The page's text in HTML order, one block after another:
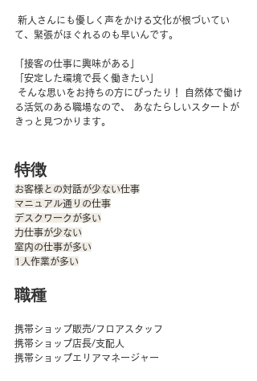
て、緊張がほぐれるのも早いんです。
「接客の仕事に興味がある」
「安定した環境で長く働きたい」
る活気のある職場なので、 あなたらしいスタートが
きっと見つかります。
特徴
お客様との対話が少ない仕事
マニュアル通りの仕事
デスクワークが多い
力仕事が少ない
室内の仕事が多い
1人作業が多い
職種
携帯ショップ販売/フロアスタッフ
携帯ショップ店長/支配人
携帯ショップエリアマネージャー